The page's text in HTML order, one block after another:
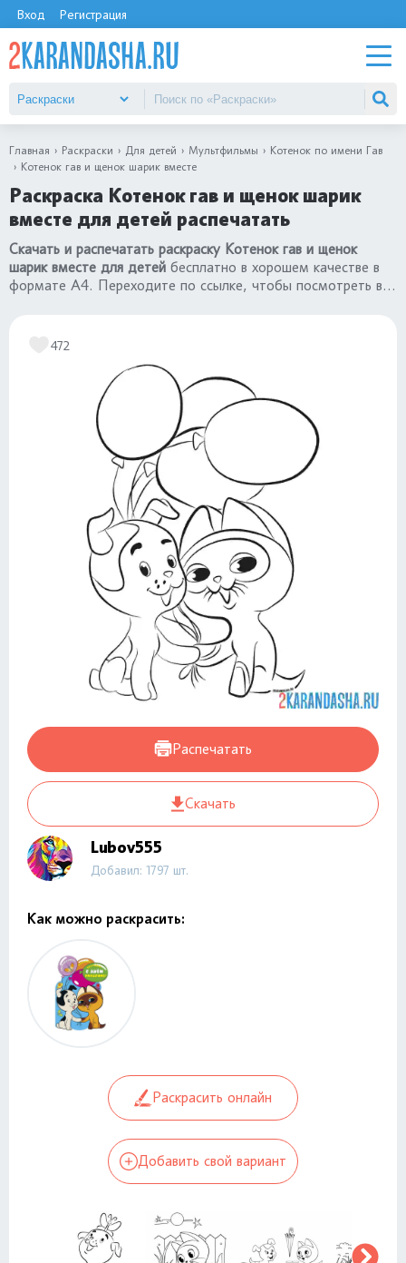
Вход Регистрация
Главная Раскраски Для детей Мультфильмы
Котенок по имени Гав
Котенок гав и щенок шарик вместе
Раскраска Котенок гав и щенок шарик
вместе для детей распечатать
Скачать и распечатать раскраску Котенок гав и щенок
шарик вместе для детей бесплатно в хорошем качестве в
формате А4. Переходите по ссылке, чтобы посмотреть все
472
Распечатать
Скачать
Lubov555
Добавил: 1797 шт.
Как можно раскрасить:
Раскрасить онлайн
Добавить свой вариант